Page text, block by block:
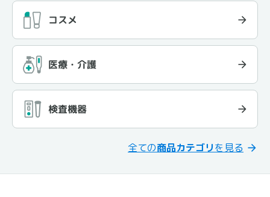
コスメ
医療・介護
検査機器
全ての商品カテゴリを見る